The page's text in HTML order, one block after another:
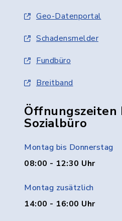
Geo-Datenportal
Schadensmelder
Fundbüro
Breitband
Öffnungszeiten
Sozialbüro
Montag bis Donnerstag
08:00 - 12:30 Uhr
Montag zusätzlich
14:00 - 16:00 Uhr